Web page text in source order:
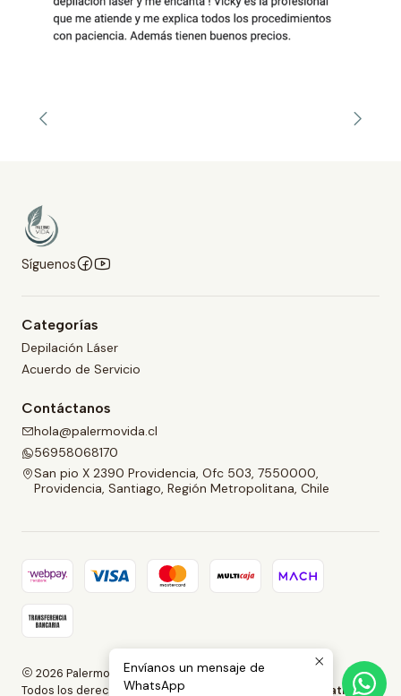
Síguenos
Categorías
Depilación Láser
Acuerdo de Servicio
Contáctanos
hola@palermovida.cl
56958068170
San pio X 2390 Providencia, Ofc 503, 7550000,
Providencia, Santiago, Región Metropolitana, Chile
2026 Palermo Vida.
Todos los derechos reservados. Marketeada por
Adversatil.com
Envíanos un mensaje de
WhatsApp